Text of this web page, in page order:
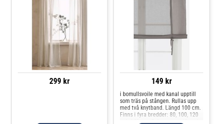
299 kr 149 kr
i bomullsvoile med kanal upptill
som träs på stången. Rullas upp
med två knytband. Längd 100 cm.
Finns i fyra bredder: 80, 100, 120